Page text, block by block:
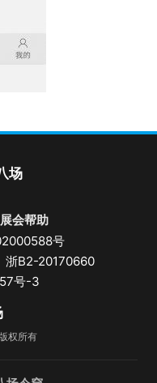
场
会帮助
号
浙B2-20170660
号-3
权所有